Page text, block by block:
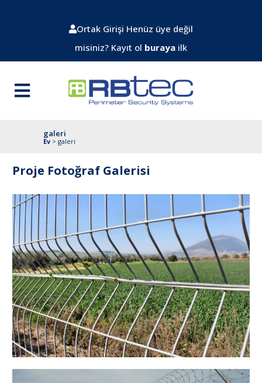
Ortak Girişi Henüz üye değil
misiniz? Kayıt ol buraya ilk
galeri
Ev > galeri
Proje Fotoğraf Galerisi